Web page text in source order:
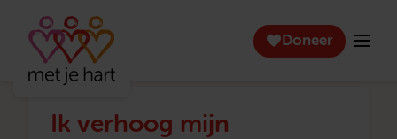
Doneer
Ik verhoog mijn